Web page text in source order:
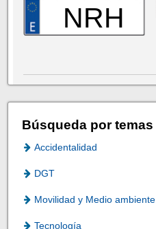
NRH
Búsqueda por temas
Accidentalidad
DGT
Movilidad y Medio ambiente
Tecnología